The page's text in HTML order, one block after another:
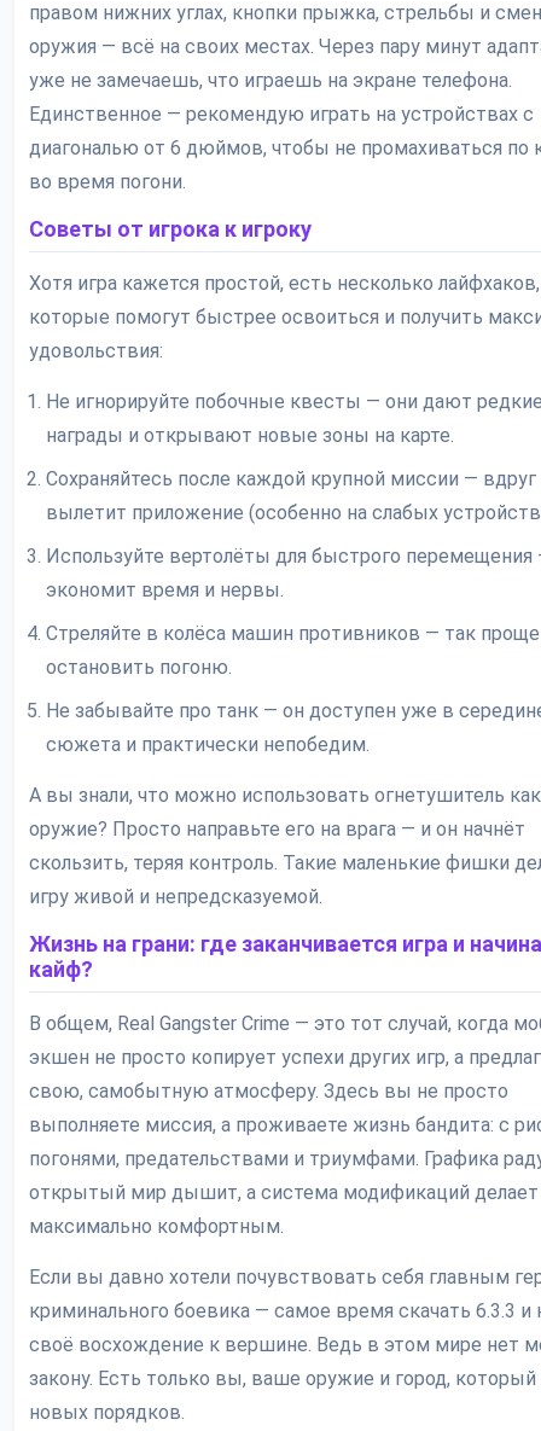
правом нижних углах, кнопки прыжка, стрельбы и
оружия — всё на своих местах. Через пару минут
уже не замечаешь, что играешь на экране телефона.
Единственное — рекомендую играть на устройствах с
диагональю от 6 дюймов, чтобы не промахиваться по
во время погони.
Советы от игрока к игроку
Хотя игра кажется простой, есть несколько лайфхаков,
которые помогут быстрее освоиться и получить
удовольствия:
Не игнорируйте побочные квесты — они дают
награды и открывают новые зоны на карте.
Сохраняйтесь после каждой крупной миссии — вдруг
вылетит приложение (особенно на слабых
Используйте вертолёты для быстрого перемещения
экономит время и нервы.
Стреляйте в колёса машин противников — так проще
остановить погоню.
Не забывайте про танк — он доступен уже в
сюжета и практически непобедим.
А вы знали, что можно использовать огнетушитель как
оружие? Просто направьте его на врага — и он начнёт
скользить, теряя контроль. Такие маленькие фишки
игру живой и непредсказуемой.
Жизнь на грани: где заканчивается игра и
кайф?
В общем, Real Gangster Crime — это тот случай, когда
экшен не просто копирует успехи других игр, а
свою, самобытную атмосферу. Здесь вы не просто
выполняете миссия, а проживаете жизнь бандита: с
погонями, предательствами и триумфами. Графика
открытый мир дышит, а система модификаций делает
максимально комфортным.
Если вы давно хотели почувствовать себя главным
криминального боевика — самое время скачать 6.3.3 и
своё восхождение к вершине. Ведь в этом мире нет
закону. Есть только вы, ваше оружие и город,
новых порядков.